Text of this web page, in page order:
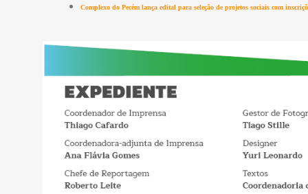
Complexo do Pecém lança edital para seleção de projetos sociais com